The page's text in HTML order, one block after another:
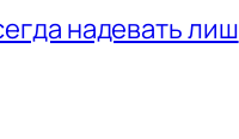
надевать лиш